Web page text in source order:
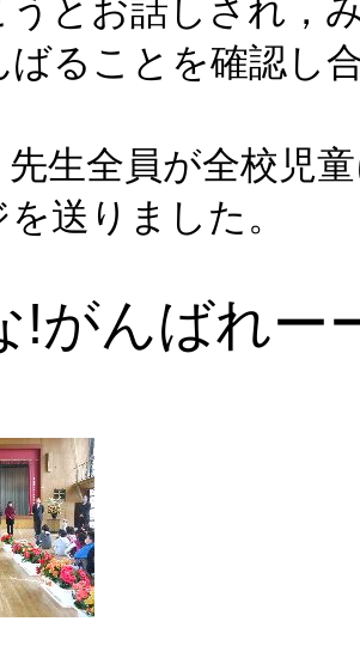
うとお話しされ，
ばることを確認し
生全員が全校児
送りました。
!がんばれー